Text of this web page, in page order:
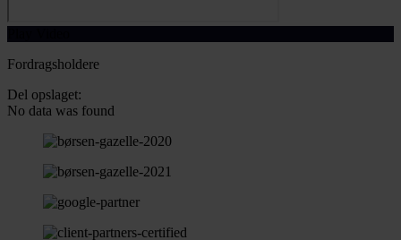
Fordragsholdere
Del opslaget:
No data was found